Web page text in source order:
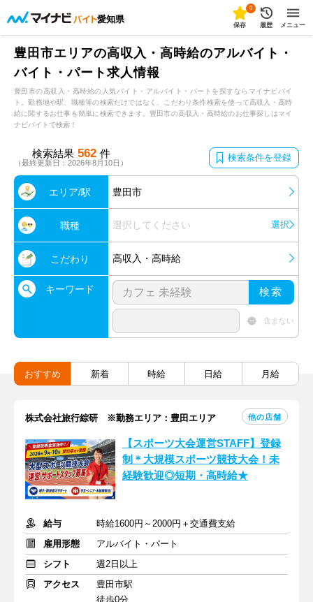
愛知県
0
保存 履歴 メニュー
豊田市エリアの高収入・高時給のアルバイト・
バイト・パート求人情報
豊田市の高収入・高時給の人気バイト・アルバイト・パートを探すならマイナビバイ
ト。勤務地や駅、職種等の検索だけではなく、こだわり条件検索を使って高収入・高時
給に関するお仕事を簡単に検索できます。豊田市の高収入・高時給のお仕事探しはマイ
ナビバイトで検索！
検索結果 562 件
（最終更新日：2026年8月10日） 検索条件を登録
エリア/駅 豊田市
職種 選択してください 選択
こだわり 高収入・高時給
キーワード 検索
含まない
おすすめ 新着 時給 日給 月給
株式会社旅行綜研 ※勤務エリア：豊田エリア 他の店舗
【スポーツ大会運営STAFF】登録
制＊大規模スポーツ競技大会！未
経験歓迎◎短期・高時給★
給与
時給1600円～2000円＋交通費支給
雇用形態
アルバイト・パート
シフト
週2日以上
アクセス
豊田市駅
徒歩0分